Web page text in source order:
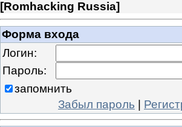
[Romhacking Russia]
Форма входа
Логин:
Пароль:
запомнить
Забыл пароль |